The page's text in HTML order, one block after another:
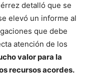
detalló que se
elevó un informe al
que debe
atención de los
valor para la
recursos acordes.